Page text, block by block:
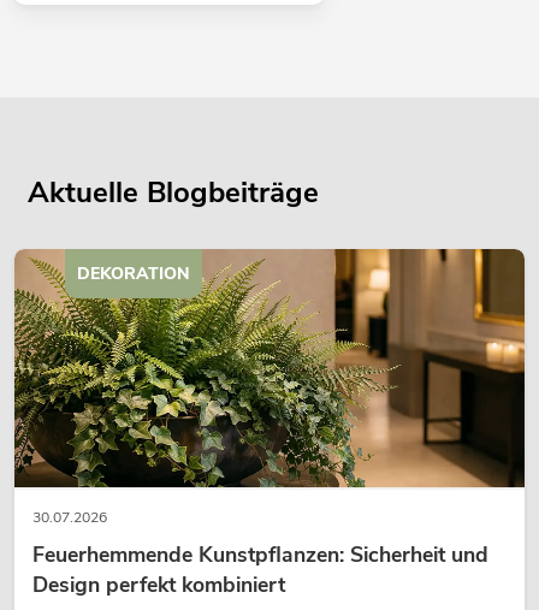
Aktuelle Blogbeiträge
30.07.2026
Feuerhemmende Kunstpflanzen: Sicherheit und
Design perfekt kombiniert
DEKORATION